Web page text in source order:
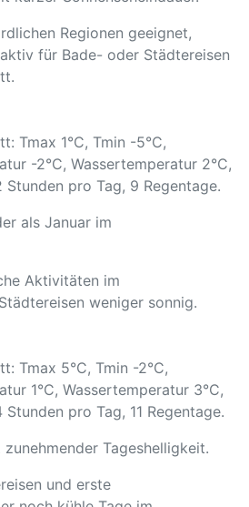
Regionen geeignet,
für Bade- oder Städtereisen
Tmax 1°C, Tmin -5°C,
-2°C, Wassertemperatur 2°C,
Stunden pro Tag, 9 Regentage.
als Januar im
Aktivitäten im
weniger sonnig.
Tmax 5°C, Tmin -2°C,
1°C, Wassertemperatur 3°C,
pro Tag, 11 Regentage.
Tageshelligkeit.
und erste